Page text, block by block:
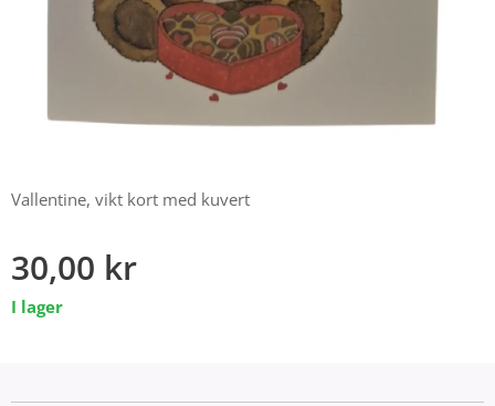
Vallentine, vikt kort med kuvert
30,00 kr
I lager